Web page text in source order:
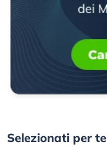
Selezionati per te